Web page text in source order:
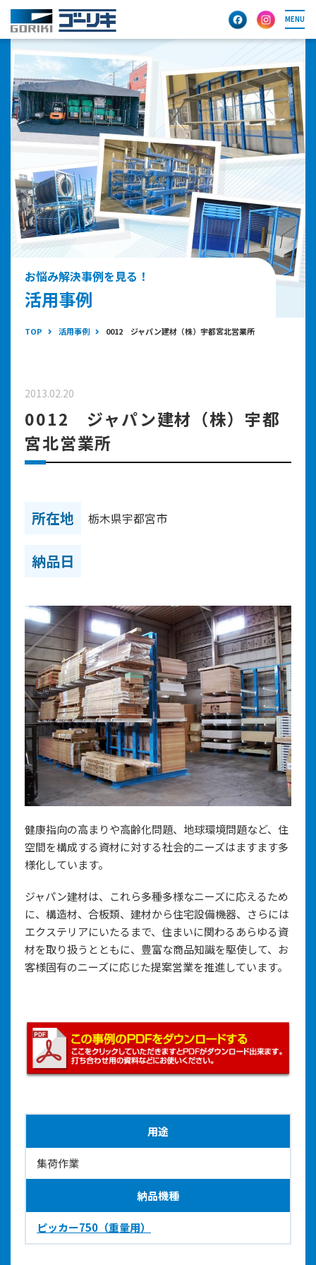
MENU
お悩み解決事例を見る！
活用事例
TOP 活用事例 0012 ジャパン建材（株）宇都宮北営業所
2013.02.20
0012 ジャパン建材（株）宇都
宮北営業所
所在地 栃木県宇都宮市
納品日
健康指向の高まりや高齢化問題、地球環境問題など、住
空間を構成する資材に対する社会的ニーズはますます多
様化しています。
ジャパン建材は、これら多種多様なニーズに応えるため
に、構造材、合板類、建材から住宅設備機器、さらには
エクステリアにいたるまで、住まいに関わるあらゆる資
材を取り扱うとともに、豊富な商品知識を駆使して、お
客様固有のニーズに応じた提案営業を推進しています。
用途
集荷作業
納品機種
ピッカー750（重量用）